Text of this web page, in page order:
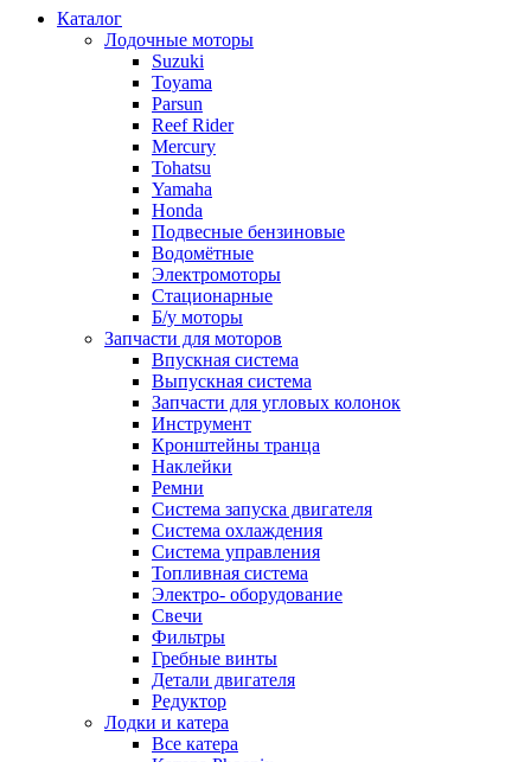
Каталог
Лодочные моторы
Suzuki
Toyama
Parsun
Reef Rider
Mercury
Tohatsu
Yamaha
Honda
Подвесные бензиновые
Водомётные
Электромоторы
Стационарные
Б/у моторы
Запчасти для моторов
Впускная система
Выпускная система
Запчасти для угловых колонок
Инструмент
Кронштейны транца
Наклейки
Ремни
Система запуска двигателя
Система охлаждения
Система управления
Топливная система
Электро- оборудование
Свечи
Фильтры
Гребные винты
Детали двигателя
Редуктор
Лодки и катера
Все катера